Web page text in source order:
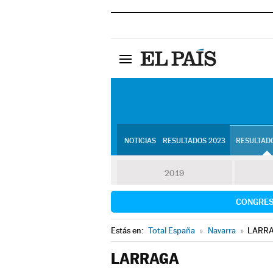
NOTICIAS RESULTADOS 2023
2019
Estás en: Total España » Navarra »
LARRAGA